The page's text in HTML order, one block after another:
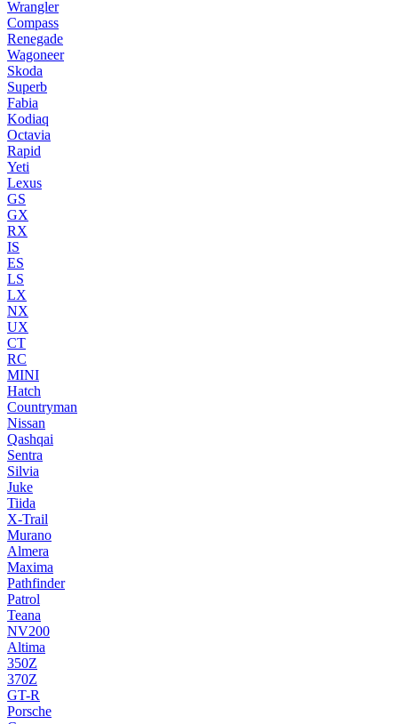
Wrangler
Compass
Renegade
Wagoneer
Skoda
Superb
Fabia
Kodiaq
Octavia
Rapid
Yeti
Lexus
GS
GX
RX
IS
ES
LS
LX
NX
UX
CT
RC
MINI
Hatch
Countryman
Nissan
Qashqai
Sentra
Silvia
Juke
Tiida
X-Trail
Murano
Almera
Maxima
Pathfinder
Patrol
Teana
NV200
Altima
350Z
370Z
GT-R
Porsche